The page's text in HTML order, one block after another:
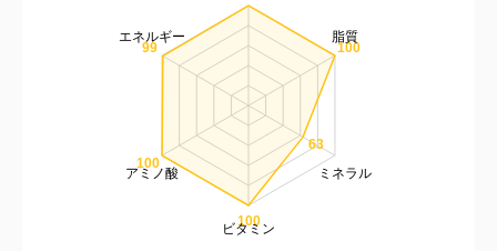
99 100
63
100
100
エネルギー 脂質
ミネラル
ビタミン
アミノ酸